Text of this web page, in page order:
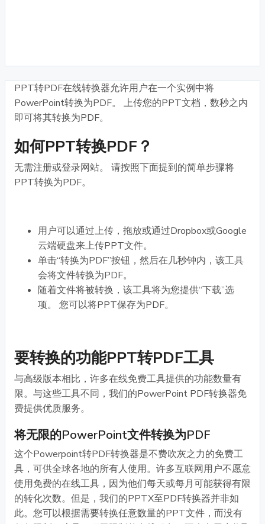
PPT转PDF在线转换器允许用户在一个实例中将
PowerPoint转换为PDF。 上传您的PPT文档，数秒之内
即可将其转换为PDF。
如何PPT转换PDF？
无需注册或登录网站。 请按照下面提到的简单步骤将
PPT转换为PDF。
用户可以通过上传，拖放或通过Dropbox或Google
云端硬盘来上传PPT文件。
单击“转换为PDF”按钮，然后在几秒钟内，该工具
会将文件转换为PDF。
随着文件将被转换，该工具将为您提供“下载”选
项。 您可以将PPT保存为PDF。
要转换的功能PPT转PDF工具
与高级版本相比，许多在线免费工具提供的功能数量有
限。与这些工具不同，我们的PowerPoint PDF转换器免
费提供优质服务。
将无限的PowerPoint文件转换为PDF
这个Powerpoint转PDF转换器是不费吹灰之力的免费工
具，可供全球各地的所有人使用。许多互联网用户不愿意
使用免费的在线工具，因为他们每天或每月可能获得有限
的转化次数。但是，我们的PPTX至PDF转换器并非如
此。您可以根据需要转换任意数量的PPT文件，而没有